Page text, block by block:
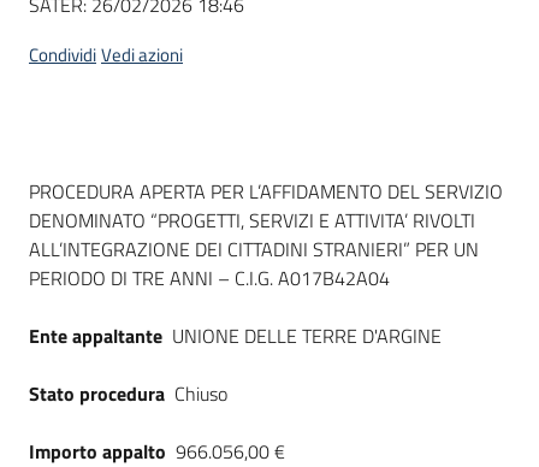
su
CondividiVedi azioni
Dati del bando
PROCEDURA APERTA PER L’AFFIDAMENTO DEL SERVIZIO
DENOMINATO “PROGETTI, SERVIZI E ATTIVITA’ RIVOLTI
ALL’INTEGRAZIONE DEI CITTADINI STRANIERI” PER UN
PERIODO DI TRE ANNI – C.I.G. A017B42A04
Ente appaltante UNIONE DELLE TERRE D'ARGINE
Stato procedura Chiuso
Importo appalto 966.056,00 €